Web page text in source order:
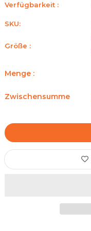
Verfügbarkeit :
SKU:
Größe :
Menge :
Zwischensumme